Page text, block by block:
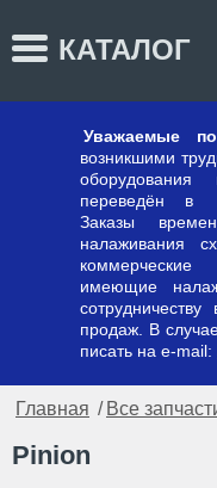
КАТАЛОГ
Уважаемые
возникшими
переведён в
Заказы
налаживания
коммерческие
имеющие
продаж. В
писать на e-mail:
Главная / Все
Pinion